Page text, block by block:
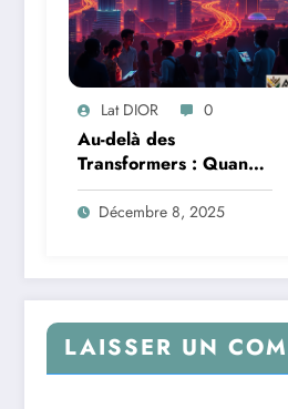
Lat DIOR 0
Au-delà des
Transformers : Quand
les Mélanges d’Experts
Redéfinissent
Décembre 8, 2025
LAISSER UN